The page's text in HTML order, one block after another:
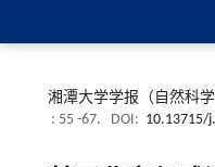
湘潭大学学报（自然科学
: 55 -67.
DOI: 10.13715/